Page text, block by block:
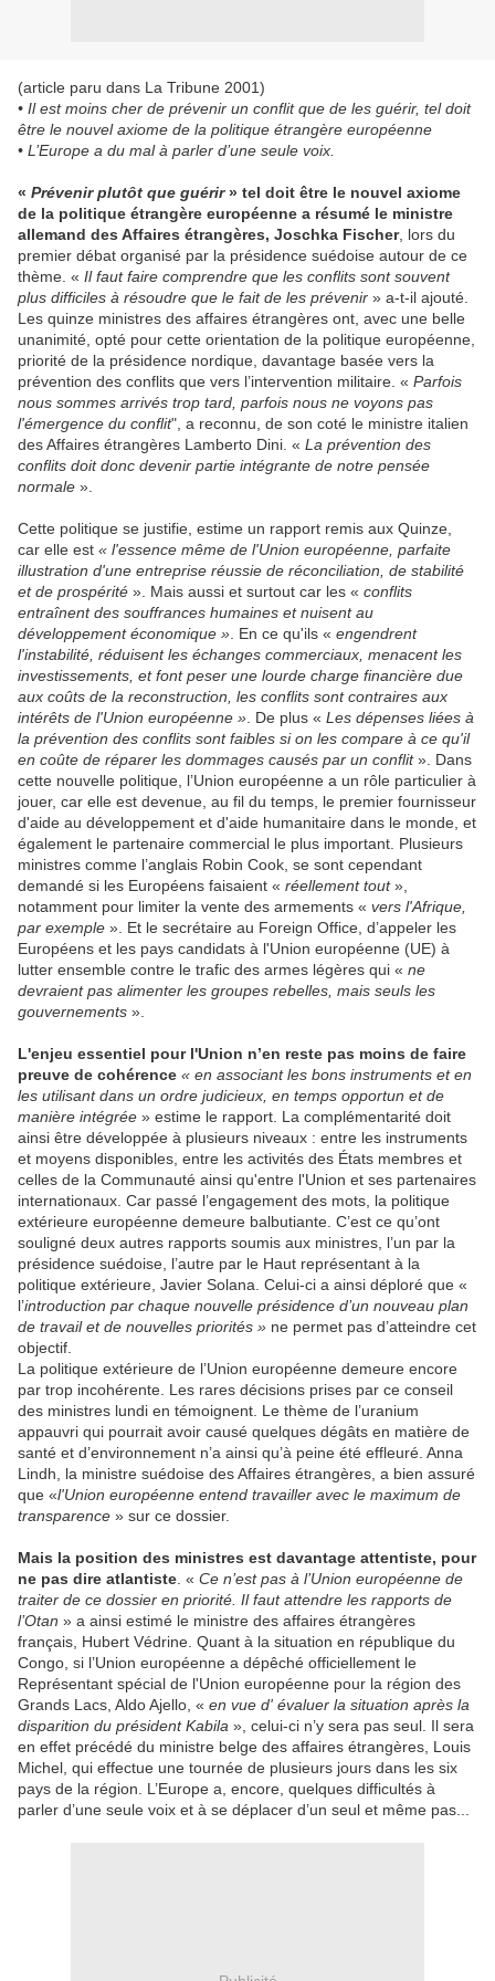
(article paru dans La Tribune 2001)
• Il est moins cher de prévenir un conflit que de les guérir, tel doit
être le nouvel axiome de la politique étrangère européenne
• L’Europe a du mal à parler d’une seule voix.
« Prévenir plutôt que guérir» tel doit être le nouvel axiome
de la politique étrangère européenne a résumé le ministre
allemand des Affaires étrangères, Joschka Fischer, lors du
premier débat organisé par la présidence suédoise autour de ce
thème. « Il faut faire comprendre que les conflits sont souvent
plus difficiles à résoudre que le fait de les prévenir » a-t-il ajouté.
Les quinze ministres des affaires étrangères ont, avec une belle
unanimité, opté pour cette orientation de la politique européenne,
priorité de la présidence nordique, davantage basée vers la
prévention des conflits que vers l’intervention militaire. « Parfois
nous sommes arrivés trop tard, parfois nous ne voyons pas
l'émergence du conflit", a reconnu, de son coté le ministre italien
des Affaires étrangères Lamberto Dini. « La prévention des
conflits doit donc devenir partie intégrante de notre pensée
normale ».
Cette politique se justifie, estime un rapport remis aux Quinze,
car elle est « l'essence même de l'Union européenne, parfaite
illustration d'une entreprise réussie de réconciliation, de stabilité
et de prospérité ». Mais aussi et surtout car les « conflits
entraînent des souffrances humaines et nuisent au
développement économique » . En ce qu'ils « engendrent
l'instabilité, réduisent les échanges commerciaux, menacent les
investissements, et font peser une lourde charge financière due
aux coûts de la reconstruction, les conflits sont contraires aux
intérêts de l'Union européenne » . De plus « Les dépenses liées à
la prévention des conflits sont faibles si on les compare à ce qu'il
en coûte de réparer les dommages causés par un conflit». Dans
cette nouvelle politique, l’Union européenne a un rôle particulier à
jouer, car elle est devenue, au fil du temps, le premier fournisseur
d'aide au développement et d'aide humanitaire dans le monde, et
également le partenaire commercial le plus important. Plusieurs
ministres comme l’anglais Robin Cook, se sont cependant
demandé si les Européens faisaient « réellement tout»,
notamment pour limiter la vente des armements « vers l'Afrique,
par exemple ». Et le secrétaire au Foreign Office, d’appeler les
Européens et les pays candidats à l'Union européenne (UE) à
lutter ensemble contre le trafic des armes légères qui « ne
devraient pas alimenter les groupes rebelles, mais seuls les
gouvernements ».
L'enjeu essentiel pour l'Union n’en reste pas moins de faire
preuve de cohérence « en associant les bons instruments et en
les utilisant dans un ordre judicieux, en temps opportun et de
manière intégrée » estime le rapport. La complémentarité doit
ainsi être développée à plusieurs niveaux : entre les instruments
et moyens disponibles, entre les activités des États membres et
celles de la Communauté ainsi qu'entre l'Union et ses partenaires
internationaux. Car passé l’engagement des mots, la politique
extérieure européenne demeure balbutiante. C’est ce qu’ont
souligné deux autres rapports soumis aux ministres, l’un par la
présidence suédoise, l’autre par le Haut représentant à la
politique extérieure, Javier Solana. Celui-ci a ainsi déploré que «
l’introduction par chaque nouvelle présidence d’un nouveau plan
de travail et de nouvelles priorités » ne permet pas d’atteindre cet
objectif.
La politique extérieure de l’Union européenne demeure encore
par trop incohérente. Les rares décisions prises par ce conseil
des ministres lundi en témoignent. Le thème de l’uranium
appauvri qui pourrait avoir causé quelques dégâts en matière de
santé et d’environnement n’a ainsi qu’à peine été effleuré. Anna
Lindh, la ministre suédoise des Affaires étrangères, a bien assuré
que «l'Union européenne entend travailler avec le maximum de
transparence » sur ce dossier.
Mais la position des ministres est davantage attentiste, pour
ne pas dire atlantiste . « Ce n’est pas à l’Union européenne de
traiter de ce dossier en priorité. Il faut attendre les rapports de
l’Otan » a ainsi estimé le ministre des affaires étrangères
français, Hubert Védrine. Quant à la situation en république du
Congo, si l’Union européenne a dépêché officiellement le
Représentant spécial de l'Union européenne pour la région des
Grands Lacs, Aldo Ajello, « en vue d' évaluer la situation après la
disparition du président Kabila », celui-ci n’y sera pas seul. Il sera
en effet précédé du ministre belge des affaires étrangères, Louis
Michel, qui effectue une tournée de plusieurs jours dans les six
pays de la région. L’Europe a, encore, quelques difficultés à
parler d’une seule voix et à se déplacer d’un seul et même pas...